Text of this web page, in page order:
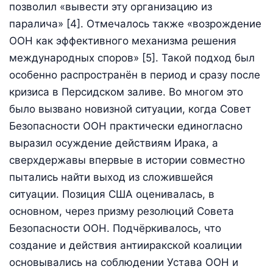
позволил «вывести эту организацию из
паралича» [4]. Отмечалось также «возрождение
ООН как эффективного механизма решения
международных споров» [5]. Такой подход был
особенно распространён в период и сразу после
кризиса в Персидском заливе. Во многом это
было вызвано новизной ситуации, когда Совет
Безопасности ООН практически единогласно
выразил осуждение действиям Ирака, а
сверхдержавы впервые в истории совместно
пытались найти выход из сложившейся
ситуации. Позиция США оценивалась, в
основном, через призму резолюций Совета
Безопасности ООН. Подчёркивалось, что
создание и действия антииракской коалиции
основывались на соблюдении Устава ООН и